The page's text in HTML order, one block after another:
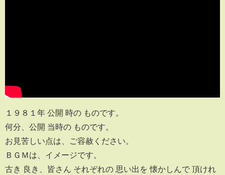
１９８１年 公開 時の ものです。
何分、公開 当時の ものです。
お見苦しい点は、ご容赦ください。
ＢＧＭは、イメージです。
古き 良き、皆さん それぞれの 思い出を 懐かしんで 頂けれ